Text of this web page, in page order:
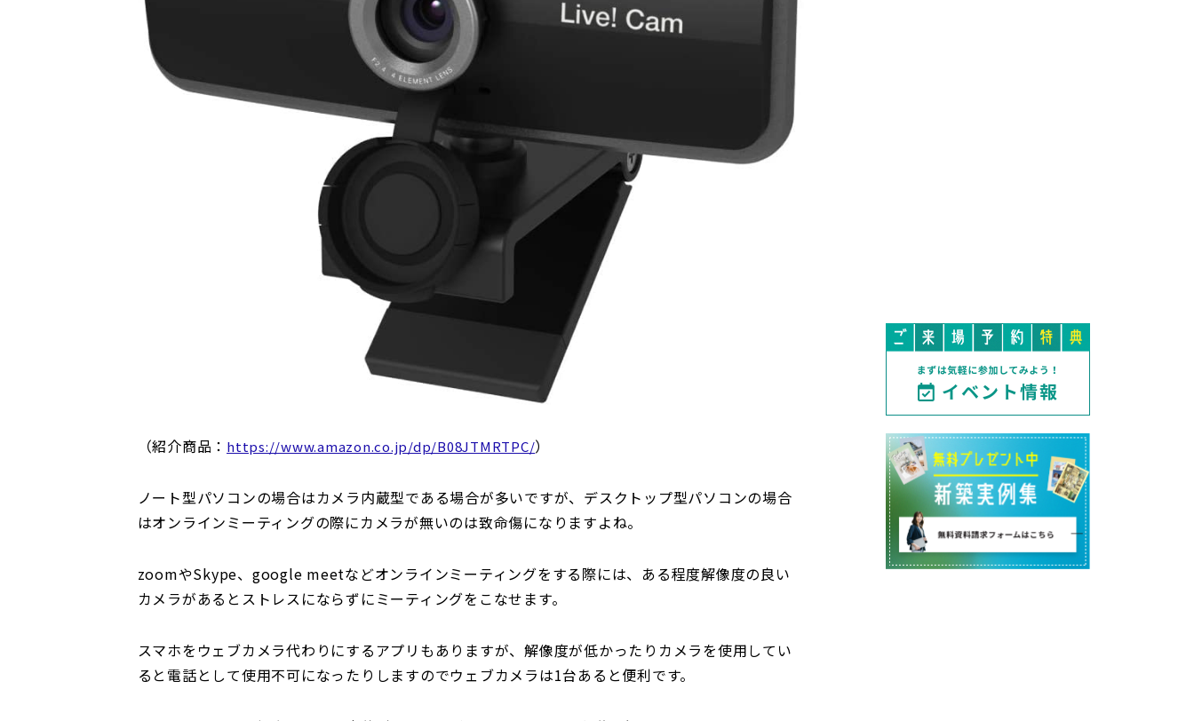
（紹介商品： https://www.amazon.co.jp/dp/B08JTMRTPC/）
ノート型パソコンの場合はカメラ内蔵型である場合が多いですが、デスクトップ型パソコンの場合
はオンラインミーティングの際にカメラが無いのは致命傷になりますよね。
zoomやSkype、google meetなどオンラインミーティングをする際には、ある程度解像度の良い
カメラがあるとストレスにならずにミーティングをこなせます。
スマホをウェブカメラ代わりにするアプリもありますが、解像度が低かったりカメラを使用してい
ると電話として使用不可になったりしますのでウェブカメラは1台あると便利です。